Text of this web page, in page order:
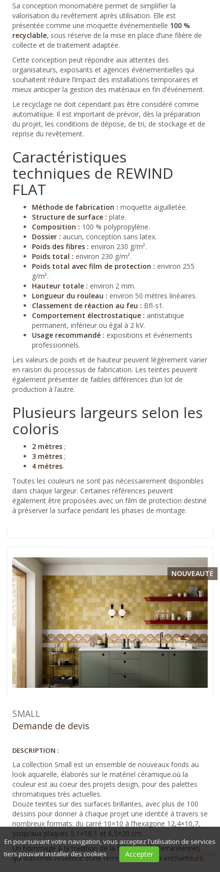
Sa conception monomatière permet de simplifier la
valorisation du revêtement après utilisation. Elle est
présentée comme une moquette événementielle 100 %
recyclable, sous réserve de la mise en place d’une filière de
collecte et de traitement adaptée.
Cette conception peut répondre aux attentes des
organisateurs, exposants et agences événementielles qui
souhaitent réduire l’impact des installations temporaires et
mieux anticiper la gestion des matériaux en fin d’événement.
Le recyclage ne doit cependant pas être considéré comme
automatique. Il est important de prévoir, dès la préparation
du projet, les conditions de dépose, de tri, de stockage et de
reprise du revêtement.
Caractéristiques
techniques de REWIND
FLAT
Méthode de fabrication : moquette aiguilletée.
Structure de surface : plate.
Composition : 100 % polypropylène.
Dossier : aucun, conception sans latex.
Poids des fibres : environ 230 g/m².
Poids total : environ 230 g/m².
Poids total avec film de protection : environ 255
g/m².
Hauteur totale : environ 2 mm.
Longueur du rouleau : environ 50 mètres linéaires.
Classement de réaction au feu : Bfl-s1.
Comportement électrostatique : antistatique
permanent, inférieur ou égal à 2 kV.
Usage recommandé : expositions et événements
professionnels.
Les valeurs de poids et de hauteur peuvent légèrement varier
en raison du processus de fabrication. Les teintes peuvent
également présenter de faibles différences d’un lot de
production à l’autre.
Plusieurs largeurs selon les
coloris
2 mètres ;
3 mètres ;
4 mètres.
Toutes les couleurs ne sont pas nécessairement disponibles
dans chaque largeur. Certaines références peuvent
également être proposées avec un film de protection destiné
à préserver la surface pendant les phases de montage.
NOUVEAUTÉ
SMALL
Demande de devis
DESCRIPTION :
La collection Small est un ensemble de nouveaux fonds au
look aquarelle, élaborés sur le matériel céramique.où la
couleur est au coeur des projets design, pour des palettes
chromatiques très actuelles.
Douze teintes sur des surfaces brillantes, avec plus de 100
dessins pour donner à chaque projet une identité à travers se
nombreux formats: du carré 10×10 à l’hexagone 12,4×10,7,
jusqu’aux plaques 5,1×16,1 et 6,5×20 cm.
Un hommage à la tradition de la faïence méditerranéennes
qui transmet l’essence d’une terre riche de lieux enchanteurs.
En poursuivant votre navigation, vous acceptez l'utilisation de services
tiers pouvant installer des cookies
Accepter Plus de détails